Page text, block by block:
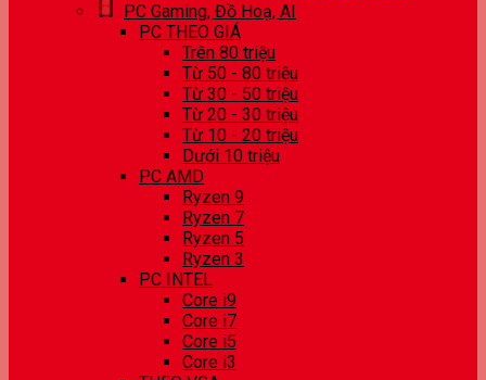
PC Gaming, Đồ Hoạ, AI
PC THEO GIÁ
Trên 80 triệu
Từ 50 - 80 triệu
Từ 30 - 50 triệu
Từ 20 - 30 triệu
Từ 10 - 20 triệu
Dưới 10 triệu
PC AMD
Ryzen 9
Ryzen 7
Ryzen 5
Ryzen 3
PC INTEL
Core i9
Core i7
Core i5
Core i3